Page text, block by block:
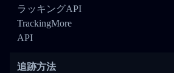
ラッキングAPI
TrackingMore
API
追跡方法